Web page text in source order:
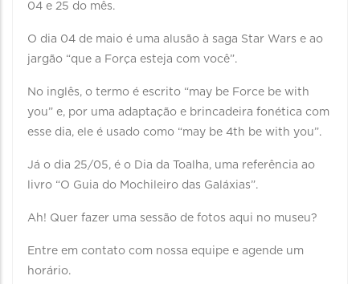
04 e 25 do mês.
O dia 04 de maio é uma alusão à saga Star Wars e ao
jargão “que a Força esteja com você”.
No inglês, o termo é escrito “may be Force be with
you” e, por uma adaptação e brincadeira fonética com
esse dia, ele é usado como “may be 4th be with you”.
Já o dia 25/05, é o Dia da Toalha, uma referência ao
livro “O Guia do Mochileiro das Galáxias”.
Ah! Quer fazer uma sessão de fotos aqui no museu?
Entre em contato com nossa equipe e agende um
horário.